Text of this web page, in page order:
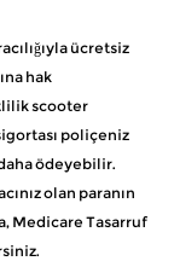
ücretsiz
hak
scooter
poliçeniz
ödeyebilir.
olan paranın
Medicare Tasarruf